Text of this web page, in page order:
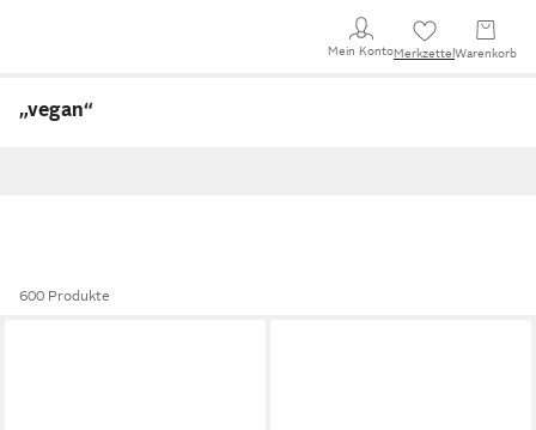
Mein KontoMerkzettel Warenkorb
„vegan“
600 Produkte